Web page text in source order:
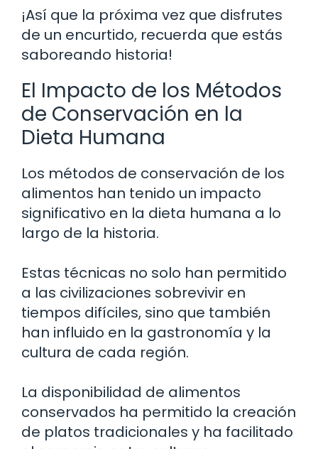
¡Así que la próxima vez que disfrutes
de un encurtido, recuerda que estás
saboreando historia!
El Impacto de los Métodos
de Conservación en la
Dieta Humana
Los métodos de conservación de los
alimentos han tenido un impacto
significativo en la dieta humana a lo
largo de la historia.
Estas técnicas no solo han permitido
a las civilizaciones sobrevivir en
tiempos difíciles, sino que también
han influido en la gastronomía y la
cultura de cada región.
La disponibilidad de alimentos
conservados ha permitido la creación
de platos tradicionales y ha facilitado